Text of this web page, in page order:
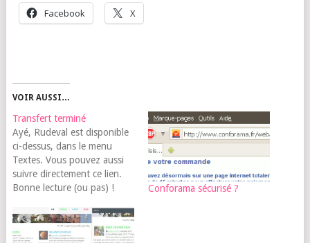
Face­book X
VOIR AUSSI…
Transfert terminé
Ayé, Rudeval est disponible
ci-dessus, dans le menu
Textes. Vous pouvez aussi
suivre directement ce lien.
Bonne lecture (ou pas) !
Conforama sécurisé ?